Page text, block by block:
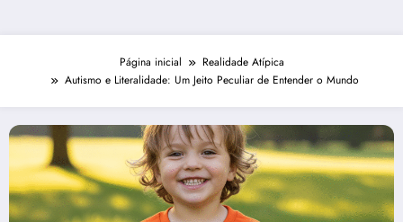
Página inicial
Realidade Atípica
Autismo e Literalidade: Um Jeito Peculiar de Entender o Mundo